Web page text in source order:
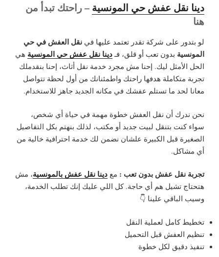
دينا نقل عفش حي المونسية – راحتك تبدأ من
هنا
لو بتدور على شركة تقدر تعتمد عليها في نقل العفش في حي
المونسية بدون تعب أو قلق، فـدينا نقل عفش حي المونسية هي
الحل الأمثل ليك. إحنا مش مجرد خدمة نقل أثاث، إحنا بنقدملك
تجربة متكاملة هدفها راحتك واطمئنانك من أول لحظة تتواصل
معانا لحد ما تستلم عفشك في مكانه الجديد جاهز للاستخدام.
نحن ندرك أن نقل العفش خطوة مهمة في حياة أي شخص،
سواء كنت بتنقل لبيت جديد أو مكتب، لذلك بنهتم بكل التفاصيل
الصغيرة قبل الكبيرة علشان نضمن لك خدمة احترافية خالية من
أي مشاكل.
تجربة نقل عفش بدون تعب : مع دينا نقل عفش بالمونسية، مش
هتحتاج تشيل هم أي حاجة. كل اللي عليك إنك تطلب الخدمة،
وسيب الباقي علينا 👇
تخطيط كامل لعملية النقل
تنظيم العفش قبل التحميل
تنفيذ دقيق لكل خطوة